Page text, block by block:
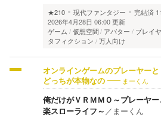
★210
現代ファンタジー 完結済
2026年4月28日 06:00 更新
ゲーム
仮想空間 アバター プレイ
タフィクション
万人向け
オンラインゲームのプレーヤーと
どっちが本物なの
まーくん
俺だけがＶＲＭＭＯ～プレーヤ
楽スローライフ～ ／ まーくん